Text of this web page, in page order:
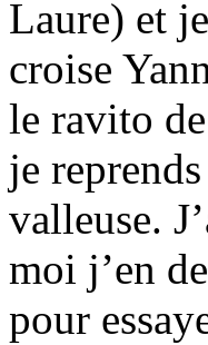
Laure) et
croise
le ravito
je
valleuse.
moi j’en
pour